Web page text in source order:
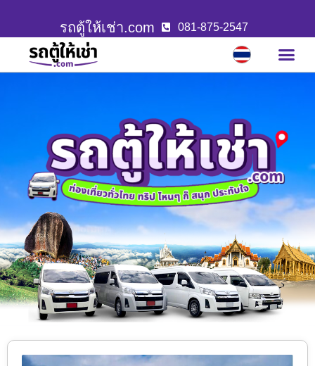
รถตู้ให้เช่า.com 081-875-2547